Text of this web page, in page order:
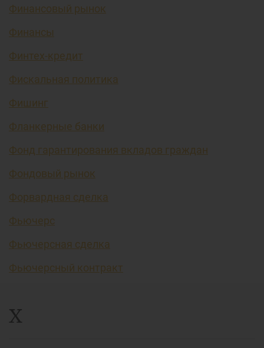
Финансовый рынок
Финансы
Финтех-кредит
Фискальная политика
Фишинг
Фланкерные банки
Фонд гарантирования вкладов граждан
Фондовый рынок
Форвардная сделка
Фьючерс
Фьючерсная сделка
Фьючерсный контракт
Х